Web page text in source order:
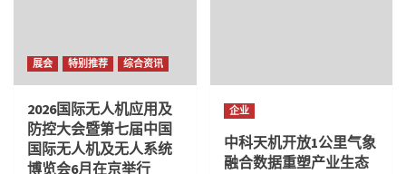
展会 特别推荐 综合资讯
2026国际无人机应用及
防控大会暨第七届中国
国际无人机及无人系统
博览会6月在京举行
企业
中科天机开放1公里气象
融合数据重塑产业生态